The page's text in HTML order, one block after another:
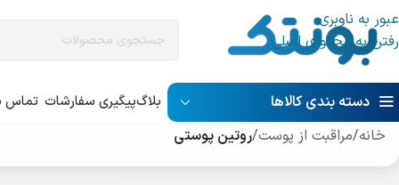
عبور به ناوبری
رفتن به محتوای اصلی
دسته بندی کالاها بلاگپیگیری سفارشات تماس
خانه/مراقبت از پوست/روتین پوستی